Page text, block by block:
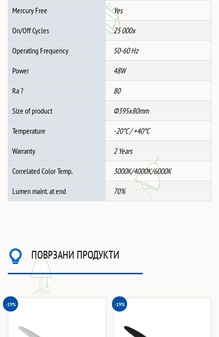
Mercury Free Yes
On/Off Cycles 25 000x
Operating Frequency 50-60 Hz
Power 48W
Ra ? 80
Size of product Ф395x80mm
Temperature -20°C / +40°C
Warranty 2 Years
Correlated Color Temp. 3000K/4000K/6000K
Lumen maint. at end 70%
ПОВРЗАНИ ПРОДУКТИ
-19% -19%